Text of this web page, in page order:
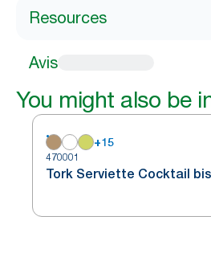
Resources
Avis
You might also be
+15
470001
Tork Serviette Cocktail